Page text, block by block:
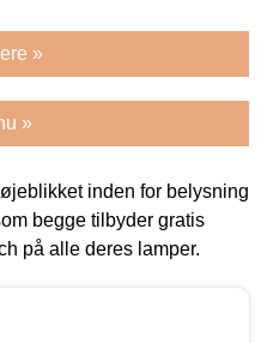
»
»
inden for belysning
begge tilbyder gratis
på alle deres lamper.